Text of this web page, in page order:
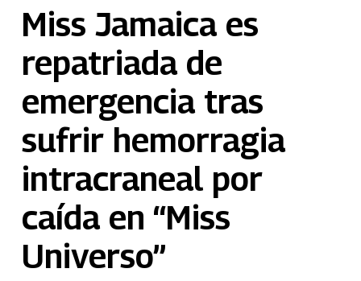
Miss Jamaica es
repatriada de
emergencia tras
sufrir hemorragia
intracraneal por
caída en “Miss
Universo”